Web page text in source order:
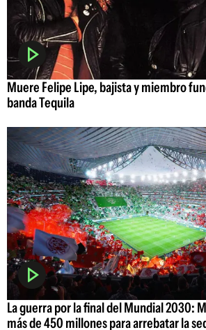
Muere Felipe Lipe, bajista y miembro
banda Tequila
La guerra por la final del Mundial 2030:
más de 450 millones para arrebatar la